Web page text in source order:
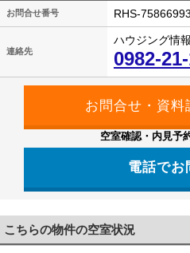
お問合せ番号 RHS-75866993
連絡先
ハウジング情
0982-
空室確認・内見予
電話でお
こちらの物件の空室状況